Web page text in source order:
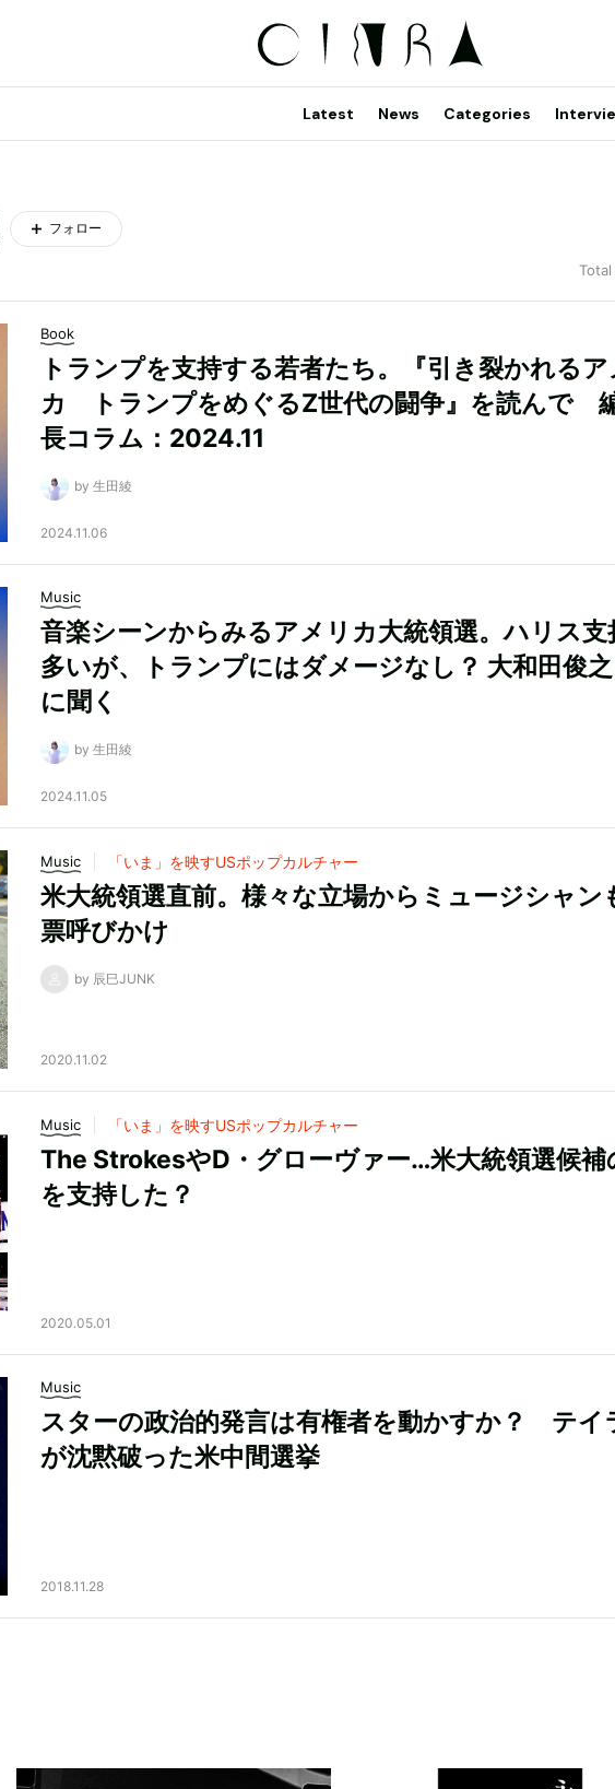
Latest News Categories
フォロー
Book
トランプを支持する若者たち。『引き裂かれる
カ トランプをめぐるZ世代の闘争』を読んで
長コラム：2024.11
by 生田綾
2024.11.06
Music
音楽シーンからみるアメリカ大統領選。ハリス支
多いが、トランプにはダメージなし？ 大和田俊
に聞く
by 生田綾
2024.11.05
Music 「いま」を映すUSポップカルチャー
米大統領選直前。様々な立場からミュージシャン
票呼びかけ
by 辰巳JUNK
2020.11.02
Music 「いま」を映すUSポップカルチャー
The StrokesやD・グローヴァー…米大統領選候補
を支持した？
2020.05.01
Music
スターの政治的発言は有権者を動かすか？ テイ
が沈黙破った米中間選挙
2018.11.28